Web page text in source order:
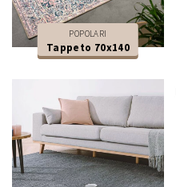
POPOLARI
Tappeto 70x140